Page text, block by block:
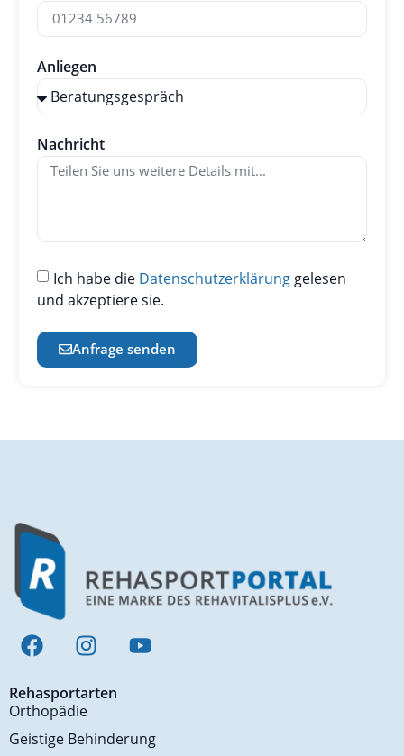
Anliegen
Nachricht
Ich habe die Datenschutzerklärung gelesen
und akzeptiere sie.
Anfrage senden
Rehasportarten
Orthopädie
Geistige Behinderung